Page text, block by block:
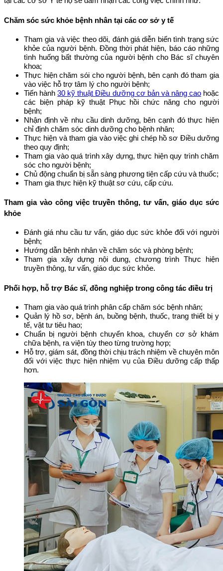
Chăm sóc sức khỏe bệnh nhân tại các cơ sở y tế
Tham gia và việc theo dõi, đánh giá diễn biến tình trạng sức
khỏe của người bệnh. Đồng thời phát hiện, báo cáo những
tình huống bất thường của người bệnh cho Bác sĩ chuyên
khoa;
Thực hiện chăm sói cho người bệnh, bên cạnh đó tham gia
vào việc hỗ trợ tâm lý cho người bệnh;
Tiến hành30 kỹ thuật Điều dưỡng cơ bản và nâng caohoặc
các biện pháp kỹ thuật Phục hồi chức năng cho người
bệnh;
Nhận định về nhu cầu dinh dưỡng, bên cạnh đó thực hiện
chỉ định chăm sóc dinh dưỡng cho bệnh nhân;
Thực hiện và tham gia vào việc ghi chép hồ sơ Điều dưỡng
theo quy định;
Tham gia vào quá trình xây dựng, thực hiện quy trình chăm
sóc cho người bệnh;
Chủ động chuẩn bị sẵn sàng phương tiện cấp cứu và thuốc;
Tham gia thực hiện kỹ thuật sơ cứu, cấp cứu.
Tham gia vào công việc truyền thông, tư vấn, giáo dục sức
khỏe
Đánh giá nhu cầu tư vấn, giáo dục sức khỏe đối với người
bệnh;
Hướng dẫn bệnh nhân về chăm sóc và phòng bệnh;
Tham gia xây dựng nội dung, chương trình Thực hiện
truyền thông, tư vấn, giáo dục sức khỏe.
Phối hợp, hỗ trợ Bác sĩ, đồng nghiệp trong công tác điều trị
Tham gia vào quá trình phân cấp chăm sóc bệnh nhân;
Quản lý hồ sơ, bệnh án, buồng bệnh, thuốc, trang thiết bị y
tế, vật tư tiêu hao;
Chuẩn bị người bệnh chuyển khoa, chuyển cơ sở khám
chữa bệnh, ra viện tùy theo từng trường hợp;
Hỗ trợ, giám sát, đồng thời chịu trách nhiệm về chuyên môn
đối với việc thực hiện nhiệm vụ của Điều dưỡng cấp thấp
hơn.